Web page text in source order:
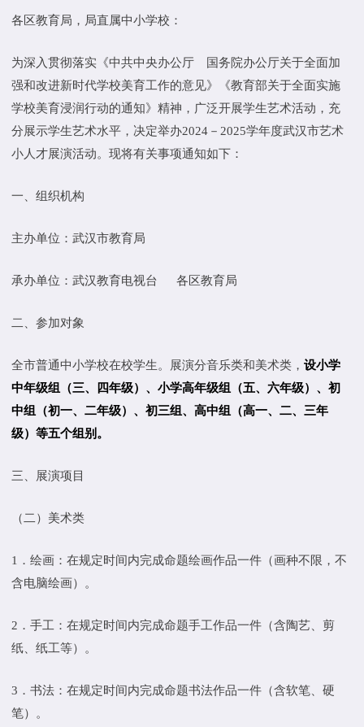
各区教育局，局直属中小学校：
为深入贯彻落实《中共中央办公厅 国务院办公厅关于全面加
强和改进新时代学校美育工作的意见》《教育部关于全面实施
学校美育浸润行动的通知》精神，广泛开展学生艺术活动，充
分展示学生艺术水平，决定举办2024－2025学年度武汉市艺术
小人才展演活动。现将有关事项通知如下：
一、组织机构
主办单位：武汉市教育局
承办单位：武汉教育电视台 各区教育局
二、参加对象
全市普通中小学校在校学生。展演分音乐类和美术类，设小学
中年级组（三、四年级）、小学高年级组（五、六年级）、初
中组（初一、二年级）、初三组、高中组（高一、二、三年
级）等五个组别。
三、展演项目
（二）美术类
1．绘画：在规定时间内完成命题绘画作品一件（画种不限，不
含电脑绘画）。
2．手工：在规定时间内完成命题手工作品一件（含陶艺、剪
纸、纸工等）。
3．书法：在规定时间内完成命题书法作品一件（含软笔、硬
笔）。